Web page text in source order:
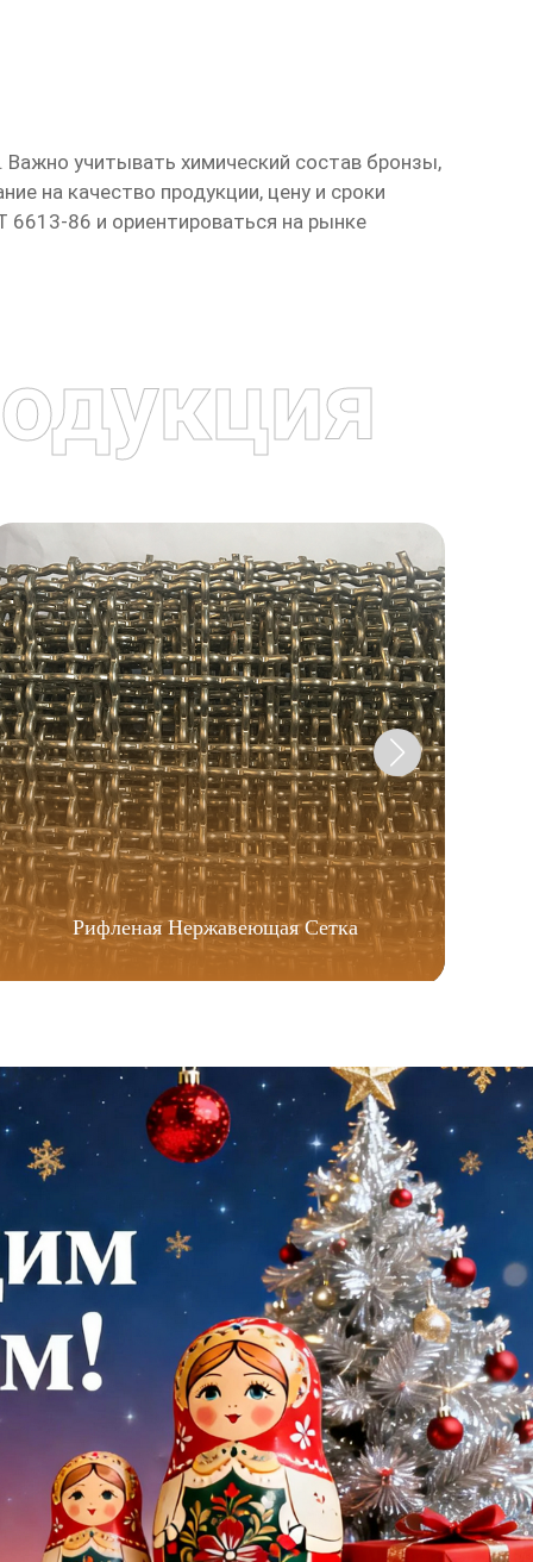
учитывать химический состав бронзы,
на качество продукции, цену и сроки
6613-86 и ориентироваться на рынке
Рифленая Нержавеющая Сетка